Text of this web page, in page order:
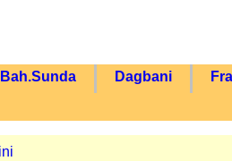
Bah.Sunda Dagbani